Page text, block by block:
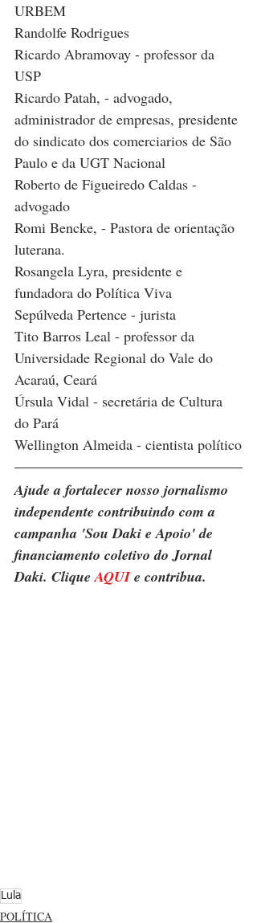
URBEM
Randolfe Rodrigues
Ricardo Abramovay - professor da
USP
Ricardo Patah, - advogado,
administrador de empresas, presidente
do sindicato dos comerciarios de São
Paulo e da UGT Nacional
Roberto de Figueiredo Caldas -
advogado
Romi Bencke, - Pastora de orientação
luterana.
Rosangela Lyra, presidente e
fundadora do Política Viva
Sepúlveda Pertence - jurista
Tito Barros Leal - professor da
Universidade Regional do Vale do
Acaraú, Ceará
Úrsula Vidal - secretária de Cultura
do Pará
Wellington Almeida - cientista político
Ajude a fortalecer nosso jornalismo
independente contribuindo com a
campanha 'Sou Daki e Apoio' de
financiamento coletivo do Jornal
Daki. Clique AQUI e contribua.
Lula
POLÍTICA